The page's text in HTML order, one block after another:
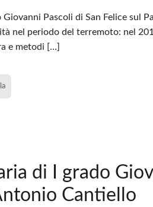
Pascoli di San Felice sul
nel periodo del terremoto: nel
e metodi […]
di I grado
Cantiello